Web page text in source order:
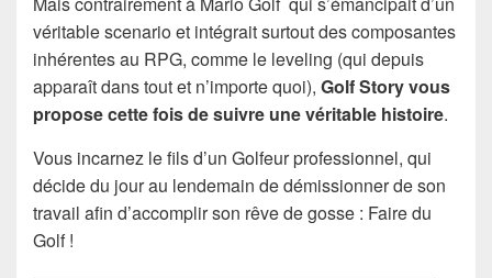
véritable scenario et intégrait surtout des composantes
inhérentes au RPG, comme le leveling (qui depuis
apparaît dans tout et n’importe quoi), Golf Story vous
propose cette fois de suivre une véritable histoire.
Vous incarnez le fils d’un Golfeur professionnel, qui
décide du jour au lendemain de démissionner de son
travail afin d’accomplir son rêve de gosse : Faire du
Golf !